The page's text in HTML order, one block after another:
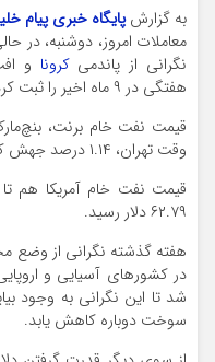
به گزارش پایگاه خبری پیام
معاملات امروز، دوشنبه،
نگرانی از پاندمی کرونا و
هفتگی در ۹ ماه اخیر را ثبت کرده بود.
وقت تهران، ۱.۱۴ درصد جهش کرد و به ۶۵.۹۳ دلار بازگشت.
۶۲.۷۹ دلار رسید.
هفته گذشته نگرانی از وضع
در کشورهای آسیایی و
شد تا این نگرانی به وجود
سوخت دوباره کاهش یابد.